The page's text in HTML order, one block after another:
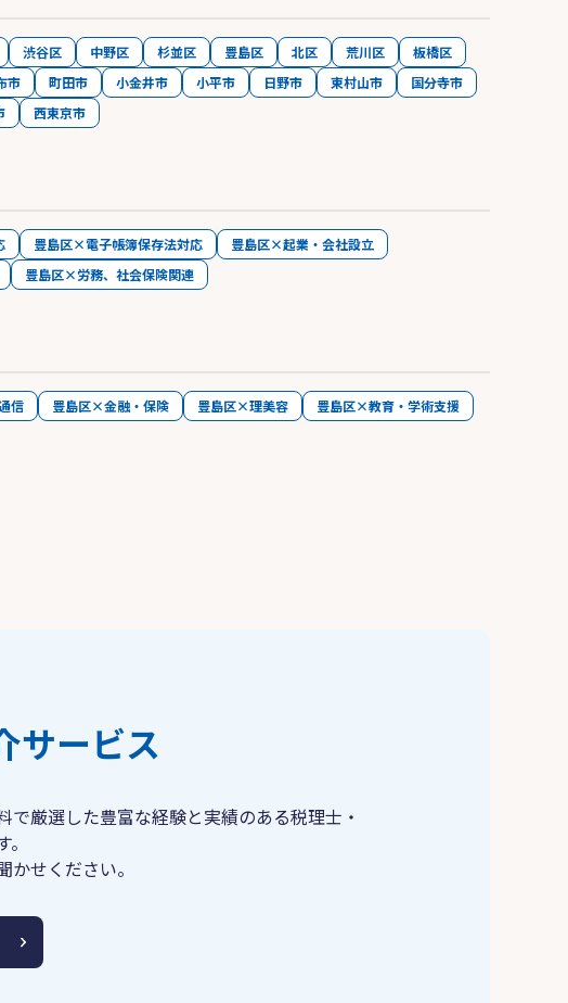
渋谷区 中野区 杉並区 豊島区 北区 荒川区
板橋区
市 町田市 小金井市 小平市 日野市 東村山市
国分寺市
西東京市
豊島区×電子帳簿保存法対応
豊島区×起業・会社設立
豊島区×労務、社会保険関連
信 豊島区×金融・保険 豊島区×理美容
豊島区×教育・学術支援
サービス
で厳選した豊富な経験と実績のある税理士・
かせください。